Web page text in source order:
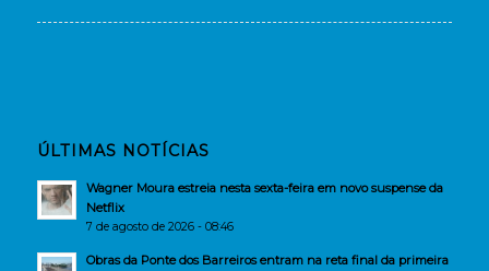
ÚLTIMAS NOTÍCIAS
Wagner Moura estreia nesta sexta-feira em novo suspense da
Netflix
7 de agosto de 2026 - 08:46
Obras da Ponte dos Barreiros entram na reta final da primeira